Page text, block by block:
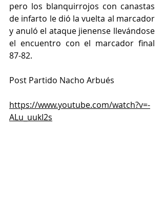
pero los blanquirrojos con canastas
de infarto le dió la vuelta al marcador
y anuló el ataque jienense llevándose
el encuentro con el marcador final
87-82.
Post Partido Nacho Arbués
https://www.youtube.com/watch?v=-
ALu_uukI2s